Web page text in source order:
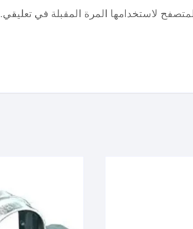
لاستخدامها المرة المقبلة في تعليقي.